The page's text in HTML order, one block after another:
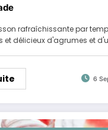
rafraîchissante par
et délicieux d'agrumes et
6